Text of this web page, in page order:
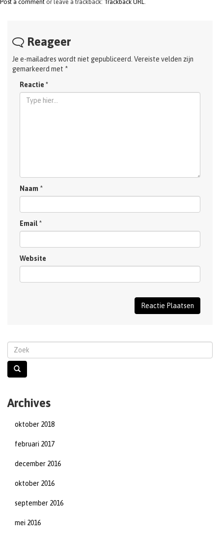
Post a comment or leave a trackback: Trackback URL.
Reageer
Je e-mailadres wordt niet gepubliceerd. Vereiste velden zijn
gemarkeerd met *
Reactie *
Naam *
Email *
Website
Archives
oktober 2018
februari 2017
december 2016
oktober 2016
september 2016
mei 2016